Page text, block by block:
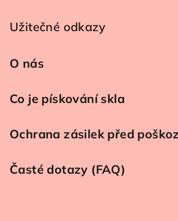
Užitečné odkazy
O nás
Co je pískování skla
Ochrana zásilek před
Časté dotazy (FAQ)